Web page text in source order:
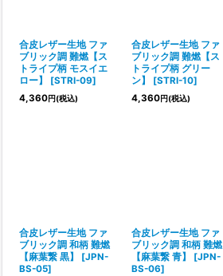
合皮レザー生地 ファ
ブリック調 難燃【ス
トライプ柄 モスイエ
ロー】
[STRI-09]
4,360円(税込)
合皮レザー生地 ファ
ブリック調 難燃【ス
トライプ柄 グリー
ン】
[STRI-10]
4,360円(税込)
合皮レザー生地 ファ
ブリック調 和柄 難燃
【麻葉繋 黒】
[JPN-
BS-05]
合皮レザー生地 ファ
ブリック調 和柄 難燃
【麻葉繋 青】
[JPN-
BS-06]